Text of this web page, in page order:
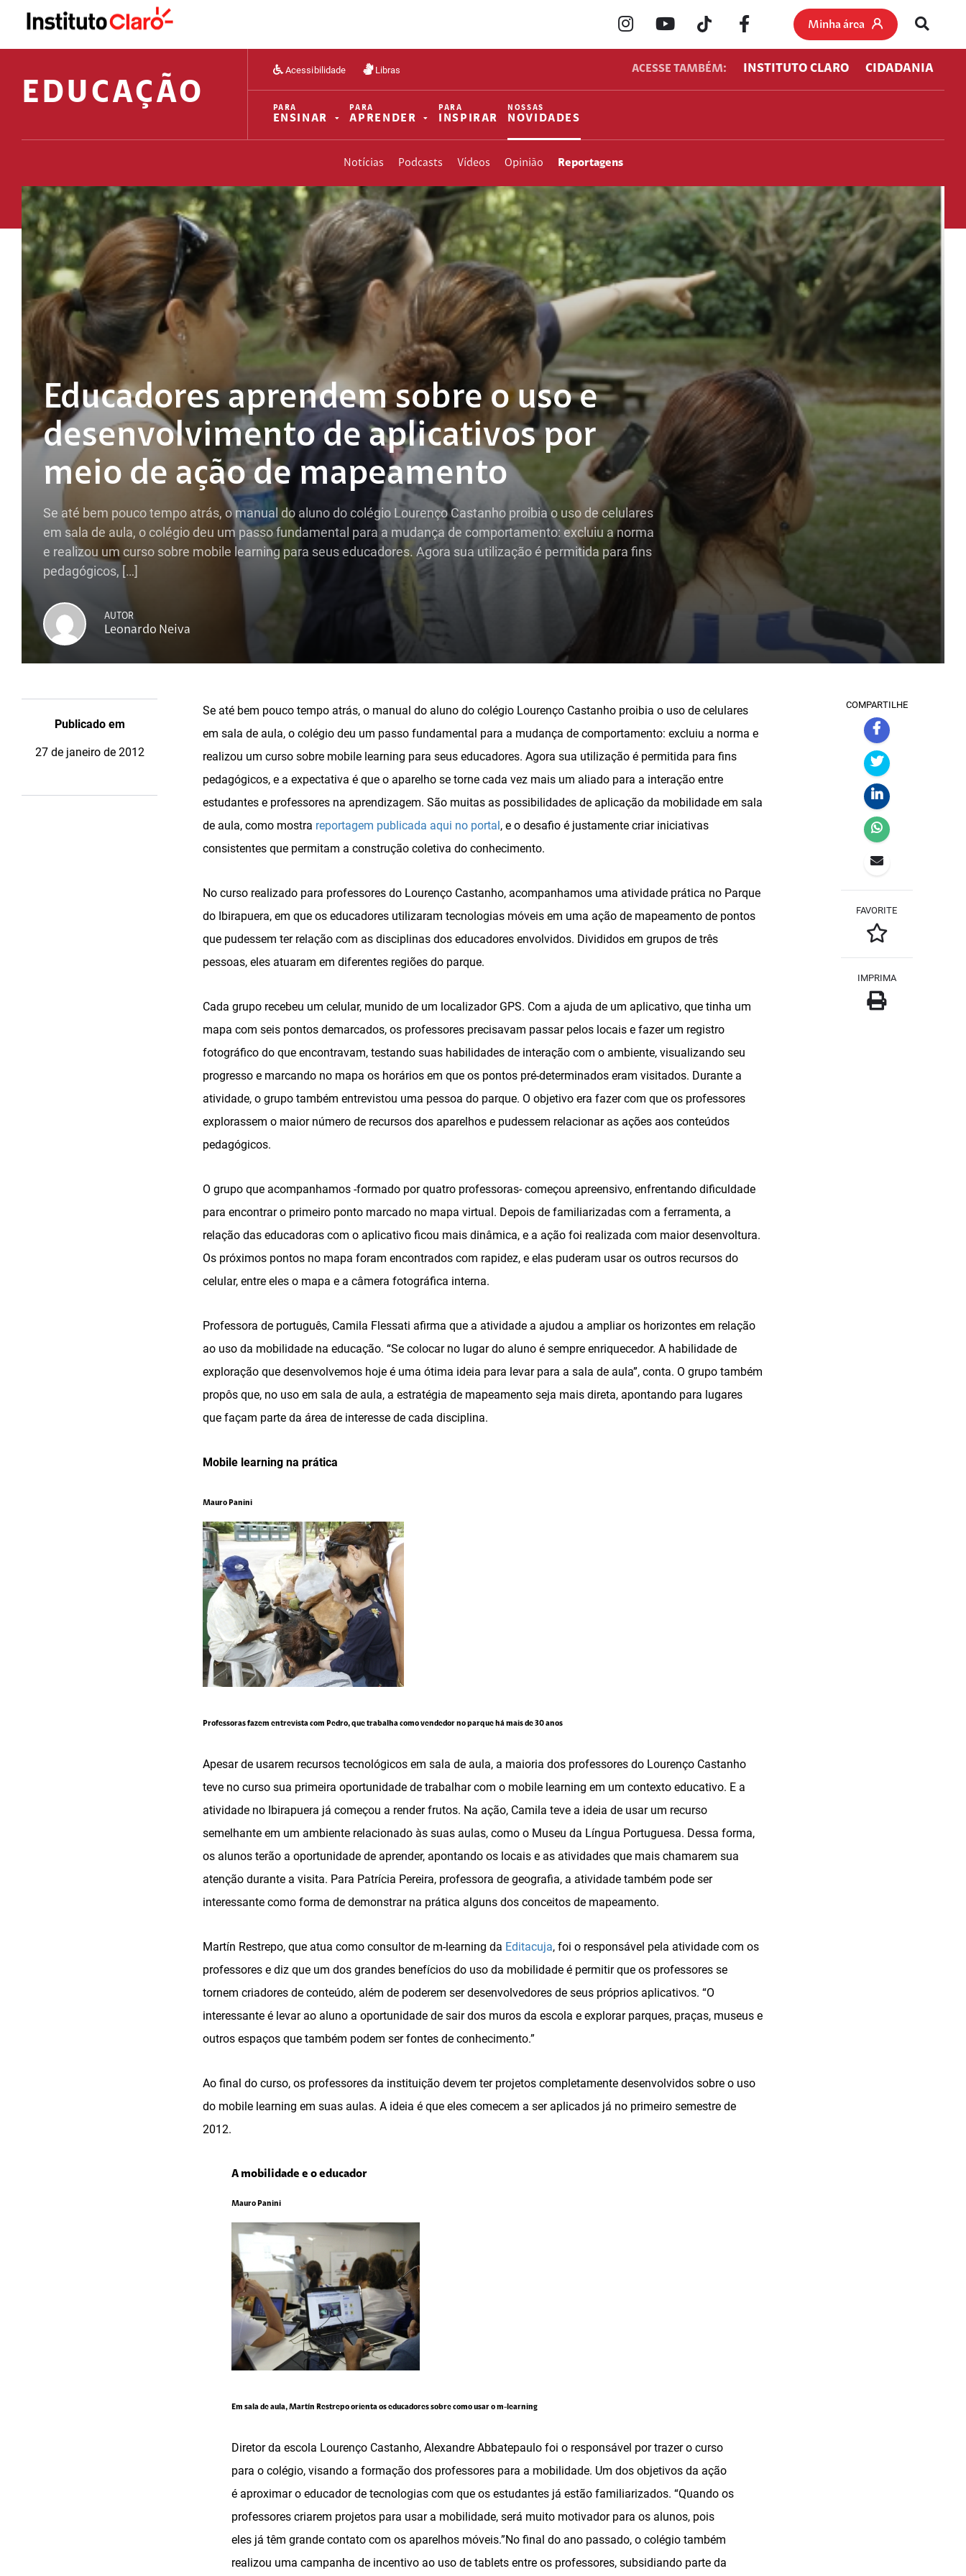
Minha área
EDUCAÇÃO
Acessibilidade Libras ACESSE TAMBÉM: INSTITUTO CLARO CIDADANIA
PARA
ENSINAR
PARA
APRENDER
PARA
INSPIRAR
NOSSAS
NOVIDADES
Notícias Podcasts Vídeos Opinião Reportagens
Educadores aprendem sobre o uso e
desenvolvimento de aplicativos por
meio de ação de mapeamento
Se até bem pouco tempo atrás, o manual do aluno do colégio Lourenço Castanho proibia o uso de celulares
em sala de aula, o colégio deu um passo fundamental para a mudança de comportamento: excluiu a norma
e realizou um curso sobre mobile learning para seus educadores. Agora sua utilização é permitida para fins
pedagógicos, […]
AUTOR
Leonardo Neiva
Publicado em
27 de janeiro de 2012
Se até bem pouco tempo atrás, o manual do aluno do colégio Lourenço Castanho proibia o uso de celulares
em sala de aula, o colégio deu um passo fundamental para a mudança de comportamento: excluiu a norma e
realizou um curso sobre mobile learning para seus educadores. Agora sua utilização é permitida para fins
pedagógicos, e a expectativa é que o aparelho se torne cada vez mais um aliado para a interação entre
estudantes e professores na aprendizagem. São muitas as possibilidades de aplicação da mobilidade em sala
de aula, como mostra reportagem publicada aqui no portal, e o desafio é justamente criar iniciativas
consistentes que permitam a construção coletiva do conhecimento.
No curso realizado para professores do Lourenço Castanho, acompanhamos uma atividade prática no Parque
do Ibirapuera, em que os educadores utilizaram tecnologias móveis em uma ação de mapeamento de pontos
que pudessem ter relação com as disciplinas dos educadores envolvidos. Divididos em grupos de três
pessoas, eles atuaram em diferentes regiões do parque.
Cada grupo recebeu um celular, munido de um localizador GPS. Com a ajuda de um aplicativo, que tinha um
mapa com seis pontos demarcados, os professores precisavam passar pelos locais e fazer um registro
fotográfico do que encontravam, testando suas habilidades de interação com o ambiente, visualizando seu
progresso e marcando no mapa os horários em que os pontos pré-determinados eram visitados. Durante a
atividade, o grupo também entrevistou uma pessoa do parque. O objetivo era fazer com que os professores
explorassem o maior número de recursos dos aparelhos e pudessem relacionar as ações aos conteúdos
pedagógicos.
O grupo que acompanhamos -formado por quatro professoras- começou apreensivo, enfrentando dificuldade
para encontrar o primeiro ponto marcado no mapa virtual. Depois de familiarizadas com a ferramenta, a
relação das educadoras com o aplicativo ficou mais dinâmica, e a ação foi realizada com maior desenvoltura.
Os próximos pontos no mapa foram encontrados com rapidez, e elas puderam usar os outros recursos do
celular, entre eles o mapa e a câmera fotográfica interna.
Professora de português, Camila Flessati afirma que a atividade a ajudou a ampliar os horizontes em relação
ao uso da mobilidade na educação. “Se colocar no lugar do aluno é sempre enriquecedor. A habilidade de
exploração que desenvolvemos hoje é uma ótima ideia para levar para a sala de aula”, conta. O grupo também
propôs que, no uso em sala de aula, a estratégia de mapeamento seja mais direta, apontando para lugares
que façam parte da área de interesse de cada disciplina.
Mobile learning na prática
Mauro Panini
Professoras fazem entrevista com Pedro, que trabalha como vendedor no parque há mais de 30 anos
Apesar de usarem recursos tecnológicos em sala de aula, a maioria dos professores do Lourenço Castanho
teve no curso sua primeira oportunidade de trabalhar com o mobile learning em um contexto educativo. E a
atividade no Ibirapuera já começou a render frutos. Na ação, Camila teve a ideia de usar um recurso
semelhante em um ambiente relacionado às suas aulas, como o Museu da Língua Portuguesa. Dessa forma,
os alunos terão a oportunidade de aprender, apontando os locais e as atividades que mais chamarem sua
atenção durante a visita. Para Patrícia Pereira, professora de geografia, a atividade também pode ser
interessante como forma de demonstrar na prática alguns dos conceitos de mapeamento.
Martín Restrepo, que atua como consultor de m-learning da Editacuja, foi o responsável pela atividade com os
professores e diz que um dos grandes benefícios do uso da mobilidade é permitir que os professores se
tornem criadores de conteúdo, além de poderem ser desenvolvedores de seus próprios aplicativos. “O
interessante é levar ao aluno a oportunidade de sair dos muros da escola e explorar parques, praças, museus e
outros espaços que também podem ser fontes de conhecimento.”
Ao final do curso, os professores da instituição devem ter projetos completamente desenvolvidos sobre o uso
do mobile learning em suas aulas. A ideia é que eles comecem a ser aplicados já no primeiro semestre de
2012.
A mobilidade e o educador
Mauro Panini
Em sala de aula, Martín Restrepo orienta os educadores sobre como usar o m-learning
Diretor da escola Lourenço Castanho, Alexandre Abbatepaulo foi o responsável por trazer o curso
para o colégio, visando a formação dos professores para a mobilidade. Um dos objetivos da ação
é aproximar o educador de tecnologias com que os estudantes já estão familiarizados. “Quando os
professores criarem projetos para usar a mobilidade, será muito motivador para os alunos, pois
eles já têm grande contato com os aparelhos móveis.”No final do ano passado, o colégio também
realizou uma campanha de incentivo ao uso de tablets entre os professores, subsidiando parte da
COMPARTILHE
FAVORITE
IMPRIMA